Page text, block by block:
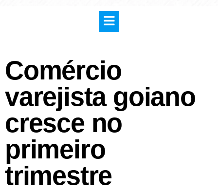
Comércio
varejista goiano
cresce no
primeiro
trimestre